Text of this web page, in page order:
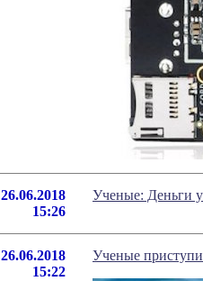
26.06.2018
15:26
Ученые: Деньги
26.06.2018
15:22
Ученые